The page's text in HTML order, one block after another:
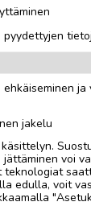
ja
jakelu
voi
teknologiat
edulla, voit